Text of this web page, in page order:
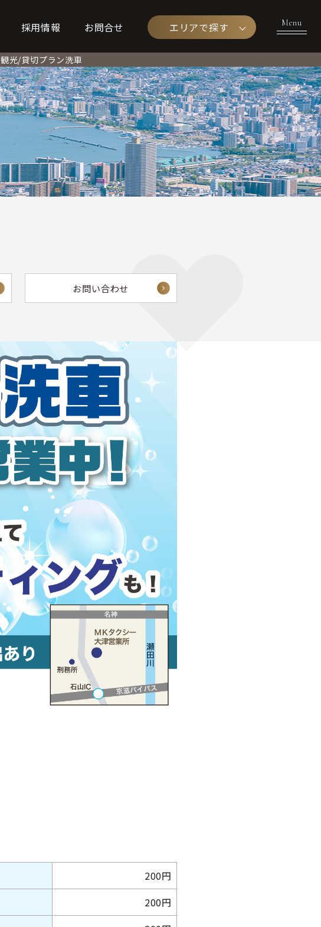
採用情報 お問合せ エリアで探す
観光/貸切プラン洗車
お問い合わせ
200円
200円